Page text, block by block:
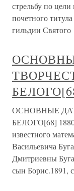
стрельбу по
почетного
гильдии Святого
ОСНОВНЫЕ
БЕЛОГО[68]
известного
Васильевича
Дмитриевны
сын Борис.1891,